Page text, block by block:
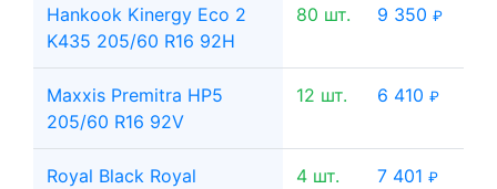
Hankook Kinergy Eco 2
K435 205/60 R16 92H
80 шт. 9 350 ₽
Maxxis Premitra HP5
205/60 R16 92V
12 шт. 6 410 ₽
Royal Black Royal
4 шт. 7 401 ₽